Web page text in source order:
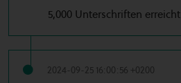
5,000 Unterschriften erreicht
2024-09-25 16:00:56 +0200